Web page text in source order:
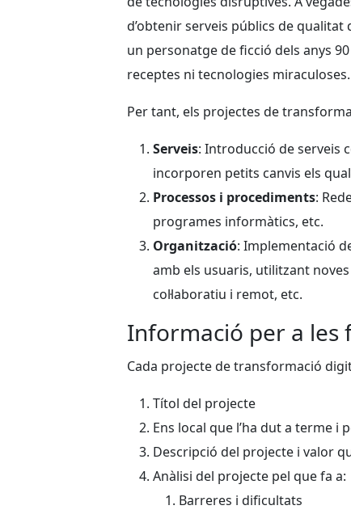
d’obtenir serveis públics de
un personatge de ficció dels anys
receptes ni tecnologies
Per tant, els projectes de
Serveis: Introducció de serveis
incorporen petits canvis els
Processos i procediments:
programes informàtics, etc.
Organització: Implementació
amb els usuaris, utilitzant
col·laboratiu i remot, etc.
Informació per a les
Cada projecte de transformació
Títol del projecte
Ens local que l’ha dut a terme i
Descripció del projecte i valor
Anàlisi del projecte pel que fa a:
Barreres i dificultats